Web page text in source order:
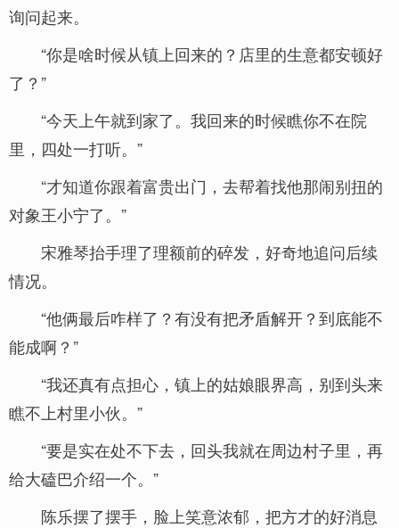
询问起来。
“你是啥时候从镇上回来的？店里的生意都安顿好
了？”
“今天上午就到家了。我回来的时候瞧你不在院
里，四处一打听。”
“才知道你跟着富贵出门，去帮着找他那闹别扭的
对象王小宁了。”
宋雅琴抬手理了理额前的碎发，好奇地追问后续
情况。
“他俩最后咋样了？有没有把矛盾解开？到底能不
能成啊？”
“我还真有点担心，镇上的姑娘眼界高，别到头来
瞧不上村里小伙。”
“要是实在处不下去，回头我就在周边村子里，再
给大磕巴介绍一个。”
陈乐摆了摆手，脸上笑意浓郁，把方才的好消息